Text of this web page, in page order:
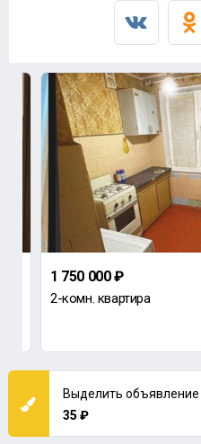
1 750 000 ₽
2-комн. квартира
Выделить объявление
35 ₽